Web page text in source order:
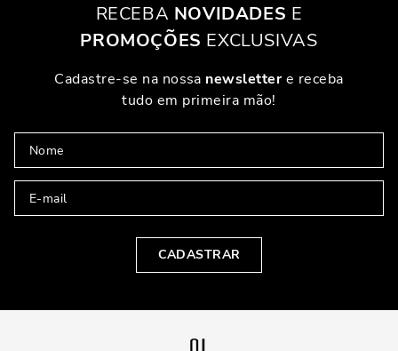
RECEBA NOVIDADES E
PROMOÇÕES EXCLUSIVAS
Cadastre-se na nossa newslettere receba
tudo em primeira mão!
CADASTRAR